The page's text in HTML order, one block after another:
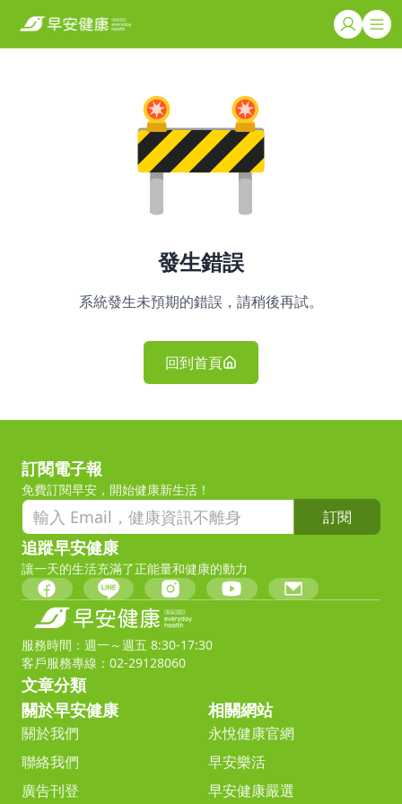
發生錯誤
系統發生未預期的錯誤，請稍後再試。
回到首頁
訂閱電子報
免費訂閱早安，開始健康新生活！
訂閱
追蹤早安健康
讓一天的生活充滿了正能量和健康的動力
服務時間：週一～週五 8:30-17:30
客戶服務專線：02-29128060
文章分類
關於早安健康
關於我們
聯絡我們
廣告刊登
相關網站
永悅健康官網
早安樂活
早安健康嚴選